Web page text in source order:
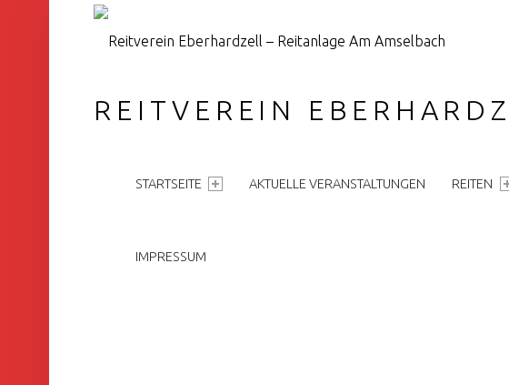
REITVEREIN
STARTSEITE AKTUELLE VERANSTALTUNGEN REITEN
IMPRESSUM